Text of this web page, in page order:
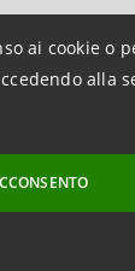
ai cookie o
alla
di
di
alcuna
e
che sono in